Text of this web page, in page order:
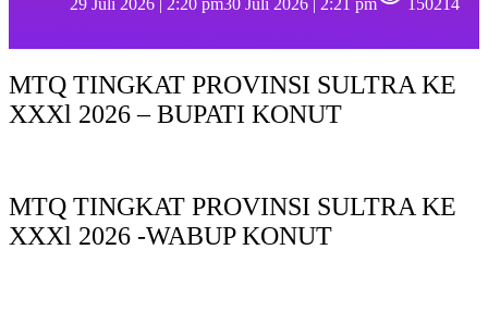
29 Juli 2026 | 2:20 pm30 Juli 2026 | 2:21 pm 150214
MTQ TINGKAT PROVINSI SULTRA KE
XXXl 2026 – BUPATI KONUT
MTQ TINGKAT PROVINSI SULTRA KE
XXXl 2026 -WABUP KONUT